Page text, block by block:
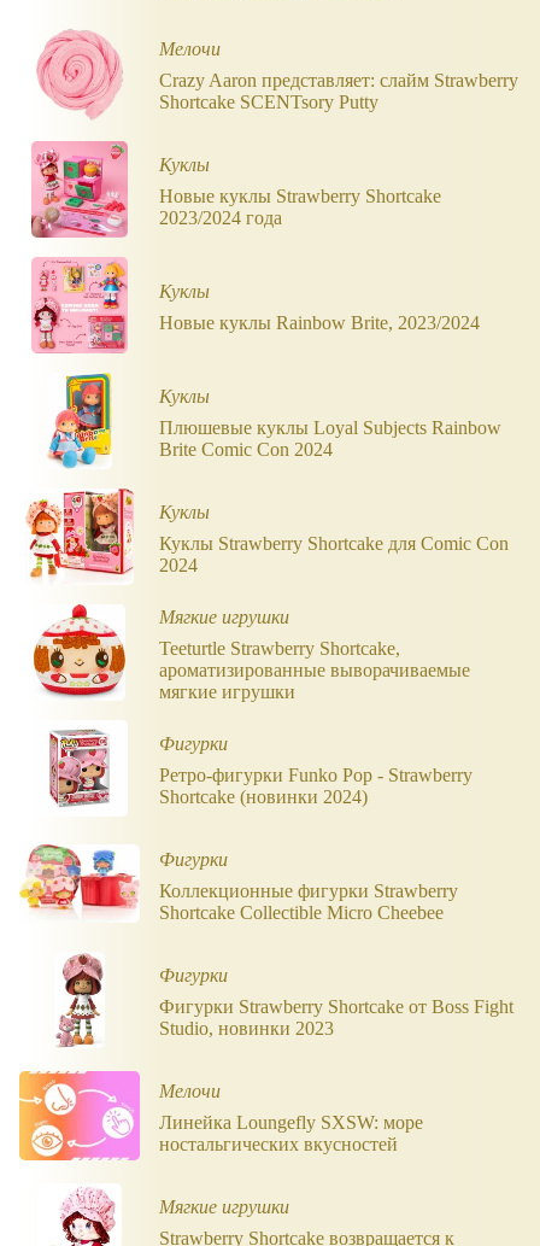
Мелочи
Crazy Aaron представляет: слайм Strawberry
Shortcake SCENTsory Putty
Куклы
Новые куклы Strawberry Shortcake
2023/2024 года
Куклы
Новые куклы Rainbow Brite, 2023/2024
Куклы
Плюшевые куклы Loyal Subjects Rainbow
Brite Comic Con 2024
Куклы
Куклы Strawberry Shortcake для Comic Con
2024
Мягкие игрушки
Teeturtle Strawberry Shortcake,
ароматизированные выворачиваемые
мягкие игрушки
Фигурки
Ретро-фигурки Funko Pop - Strawberry
Shortcake (новинки 2024)
Фигурки
Коллекционные фигурки Strawberry
Shortcake Collectible Micro Cheebee
Фигурки
Фигурки Strawberry Shortcake от Boss Fight
Studio, новинки 2023
Мелочи
Линейка Loungefly SXSW: море
ностальгических вкусностей
Мягкие игрушки
Strawberry Shortcake возвращается к